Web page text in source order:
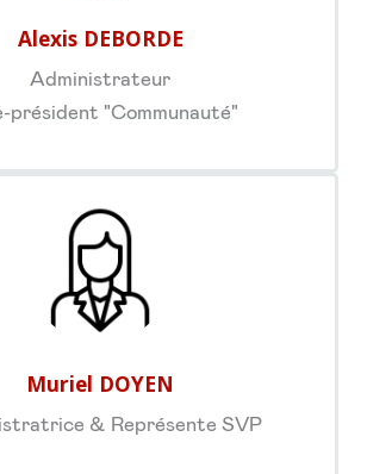
Alexis DEBORDE
Administrateur
président "Communauté"
Muriel DOYEN
& Représente SVP